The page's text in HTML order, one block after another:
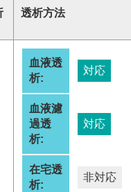
透析方法
血液透
析:
対応
血液濾
過透
析:
対応
在宅透
析:
非対応